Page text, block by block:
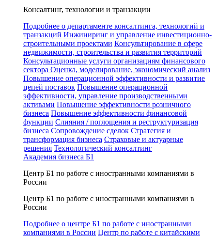
Консалтинг, технологии и транзакции
Подробнее о департаменте консалтинга, технологий и
транзакций Инжиниринг и управление инвестиционно-
строительными проектами Консультирование в сфере
недвижимости, строительства и развития территорий
Консультационные услуги организациям финансового
сектора Оценка, моделирование, экономический анализ
Повышение операционной эффективности и развитие
цепей поставок Повышение операционной
эффективности, управление производственными
активами Повышение эффективности розничного
бизнеса Повышение эффективности финансовой
функции Слияния / поглощения и реструктуризация
бизнеса Сопровождение сделок Стратегия и
трансформация бизнеса Страховые и актуарные
решения Технологический консалтинг
Академия бизнеса Б1
Центр Б1 по работе с иностранными компаниями в
России
Центр Б1 по работе с иностранными компаниями в
России
Подробнее о центре Б1 по работе с иностранными
компаниями в России Центр по работе с китайскими